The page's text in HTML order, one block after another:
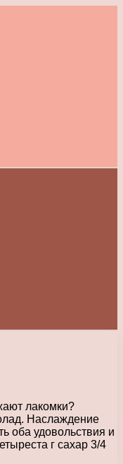
лакомки?
Наслаждение
оба удовольствия и
г сахар 3/4